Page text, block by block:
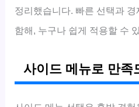
정리했습니다. 빠른 선택과
함해, 누구나 쉽게 적용할 수
사이드 메뉴로 만족